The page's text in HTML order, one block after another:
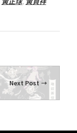
Next Post